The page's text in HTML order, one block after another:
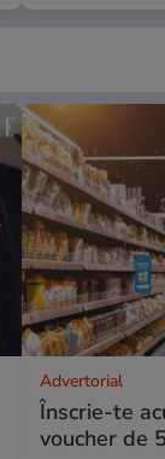
Advertorial
Înscrie-te
voucher de